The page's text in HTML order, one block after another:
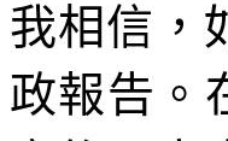
我相信，
政報告。